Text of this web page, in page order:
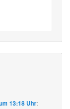
13:18 Uhr: